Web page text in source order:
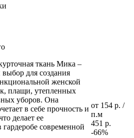
ткань Мика –
для создания
женской
плащи, утепленных
уборов. Она
в себе прочность и
делает ее
современной
от 154 р. /
п.м
451 р.
-66%